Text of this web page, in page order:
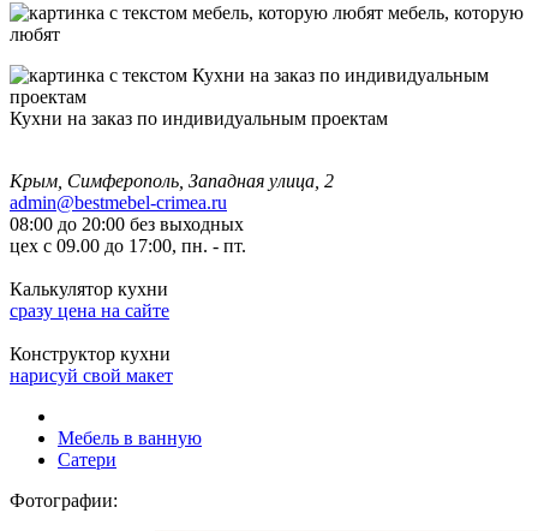
мебель, которую
любят
Кухни на заказ по индивидуальным проектам
Крым, Симферополь, Западная улица, 2
admin@bestmebel-crimea.ru
08:00 до 20:00 без выходных
цех с 09.00 до 17:00, пн. - пт.
Калькулятор кухни
сразу цена на сайте
Конструктор кухни
нарисуй свой макет
Мебель в ванную
Сатери
Фотографии: